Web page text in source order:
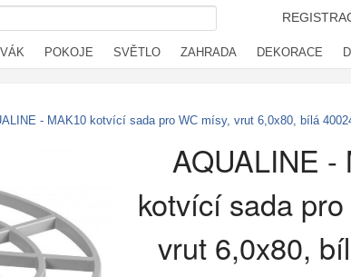
POKOJE SVĚTLO ZAHRADA DEKORACE
- MAK10 kotvící sada pro WC mísy, vrut 6,0x80, bílá
AQUALINE -
kotvící sada
vrut 6,0x80,